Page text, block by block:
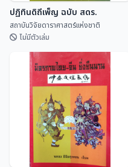
ปฏิทินดิถีเพ็ญ ฉบับ สดร.
สถาบันวิจัยดาราศาสตร...
ปฏิทินดิถีเพ็ญ ฉบับ สดร.
สถาบันวิจัยดาราศาสตร์แห่งชาติ
ไม่มีตัวเล่ม